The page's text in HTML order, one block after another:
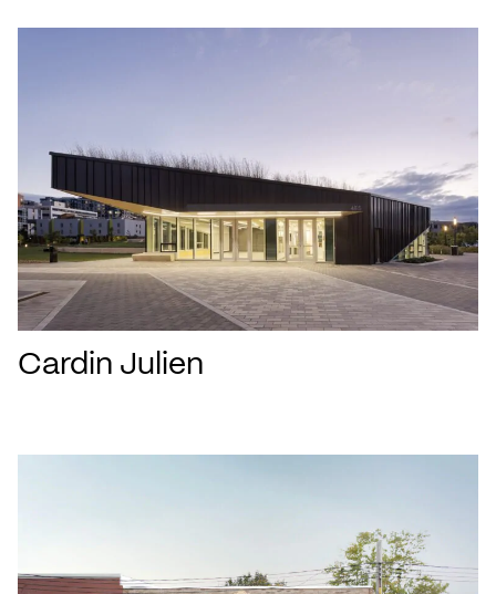
Cardin Julien